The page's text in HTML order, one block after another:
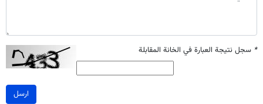
* سجل نتيجة العبارة في الخانة المقابلة
ارسل